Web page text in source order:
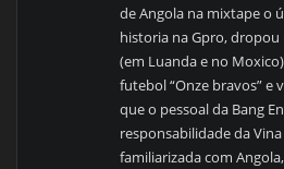
de Angola na mixtape o
historia na Gpro,
(em Luanda e no
futebol “Onze bravos” e
que o pessoal da Bang
responsabilidade da
familiarizada com